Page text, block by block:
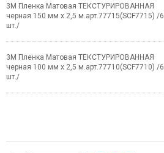
3М Пленка Матовая ТЕКСТУРИРОВАННАЯ
черная 150 мм х 2,5 м.арт.77715(SCF7715) /6
шт./
3М Пленка Матовая ТЕКСТУРИРОВАННАЯ
черная 100 мм х 2,5 м.арт.77710(SCF7710) /6
шт./